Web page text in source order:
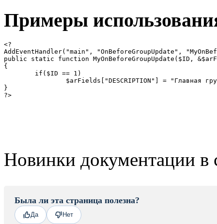
Примеры
<?
AddEventHandler("main", "OnBeforeGroupUpdate",
public static function MyOnBeforeGroupUpdate($ID,
{
}
?>
Новинки документации в
Была ли эта страница полезна?
Да Нет